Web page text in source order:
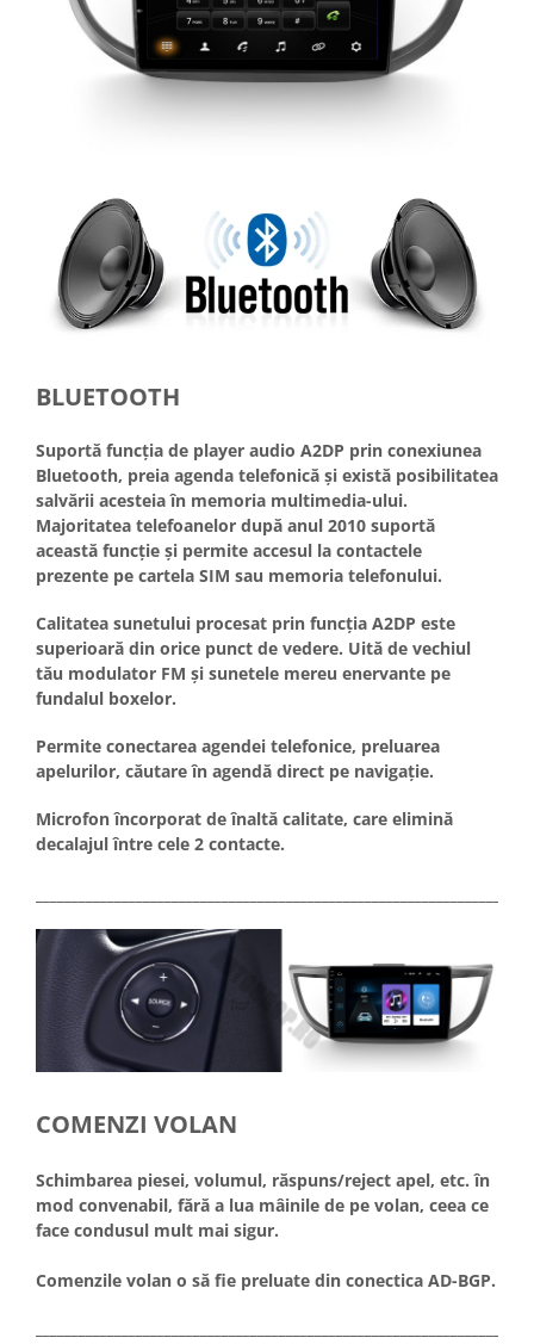
BLUETOOTH
Suportă funcția de player audio A2DP prin conexiunea
Bluetooth, preia agenda telefonică și există posibilitatea
salvării acesteia în memoria multimedia-ului.
Majoritatea telefoanelor după anul 2010 suportă
această funcție și permite accesul la contactele
prezente pe cartela SIM sau memoria telefonului.
Calitatea sunetului procesat prin funcția A2DP este
superioară din orice punct de vedere. Uită de vechiul
tău modulator FM și sunetele mereu enervante pe
fundalul boxelor.
Permite conectarea agendei telefonice, preluarea
apelurilor, căutare în agendă direct pe navigație.
Microfon încorporat de înaltă calitate, care elimină
decalajul între cele 2 contacte.
COMENZI VOLAN
Schimbarea piesei, volumul, răspuns/reject apel, etc. în
mod convenabil, fără a lua mâinile de pe volan, ceea ce
face condusul mult mai sigur.
Comenzile volan o să fie preluate din conectica AD-BGP.